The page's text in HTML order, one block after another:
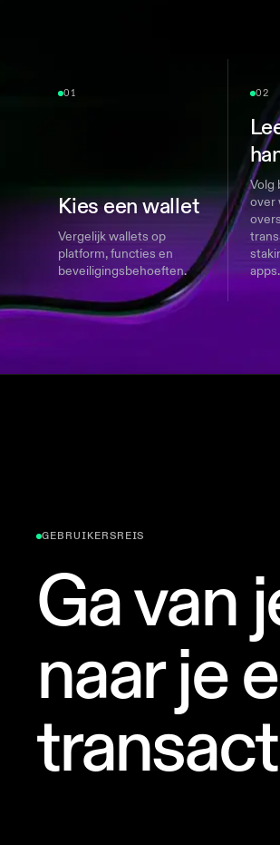
01
Kies een wallet
Vergelijk wallets op
platform, functies en
beveiligingsbehoeften.
02
Volg
over
apps.
GEBRUIKERSREIS
Ga van
naar je